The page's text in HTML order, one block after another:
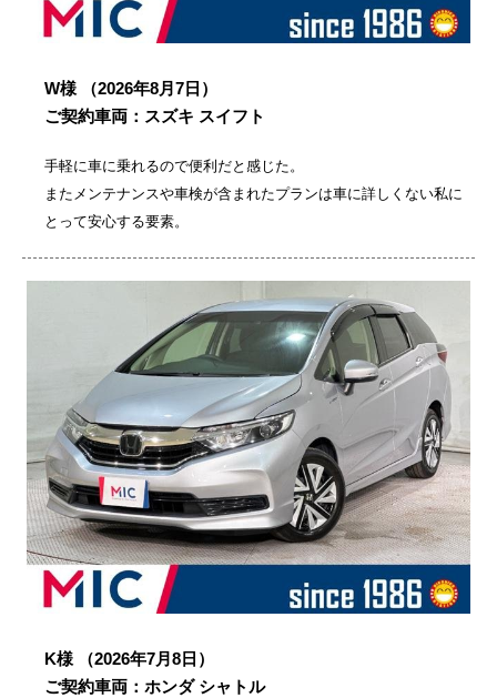
W様
（2026年8月7日）
ご契約車両：スズキ スイフト
手軽に車に乗れるので便利だと感じた。
またメンテナンスや車検が含まれたプランは車に詳しくない私に
とって安心する要素。
K様
（2026年7月8日）
ご契約車両：ホンダ シャトル